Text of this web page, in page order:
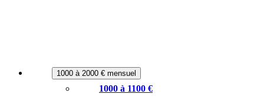
1000 à 2000 € mensuel
1000 à 1100 €